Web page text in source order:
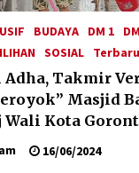
BUDAYA DM 1
SOSIAL Terbaru
Adha, Takmir
Masjid
Kota
16/06/2024